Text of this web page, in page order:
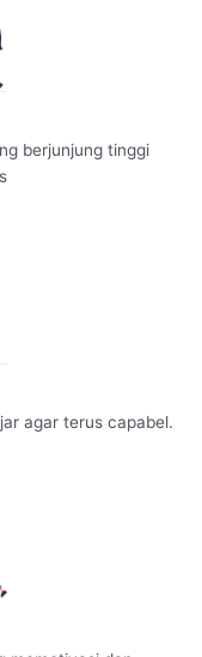
berjunjung tinggi
agar terus capabel.